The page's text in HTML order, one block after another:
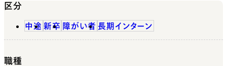
区分
中途 新卒 障がい者 長期インターン
職種